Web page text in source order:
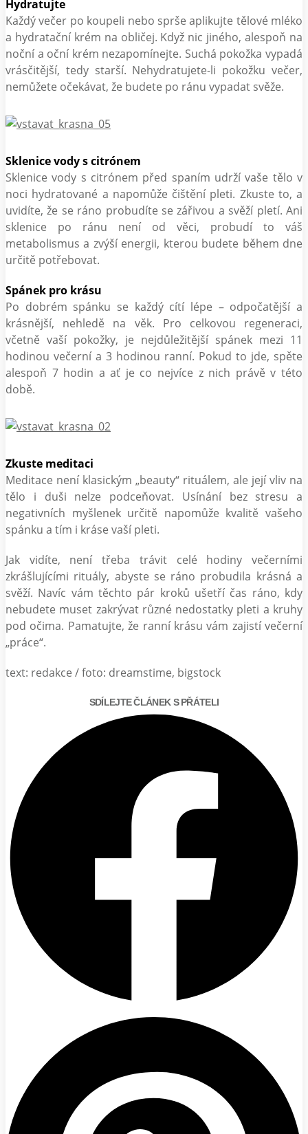
Hydratujte
Každý večer po koupeli nebo sprše aplikujte tělové mléko
a hydratační krém na obličej. Když nic jiného, alespoň na
noční a oční krém nezapomínejte. Suchá pokožka vypadá
vrásčitější, tedy starší. Nehydratujete-li pokožku večer,
nemůžete očekávat, že budete po ránu vypadat svěže.
Sklenice vody s citrónem
Sklenice vody s citrónem před spaním udrží vaše tělo v
noci hydratované a napomůže čištění pleti. Zkuste to, a
uvidíte, že se ráno probudíte se zářivou a svěží pletí. Ani
sklenice po ránu není od věci, probudí to váš
metabolismus a zvýší energii, kterou budete během dne
určitě potřebovat.
Spánek pro krásu
Po dobrém spánku se každý cítí lépe – odpočatější a
krásnější, nehledě na věk. Pro celkovou regeneraci,
včetně vaší pokožky, je nejdůležitější spánek mezi 11
hodinou večerní a 3 hodinou ranní. Pokud to jde, spěte
alespoň 7 hodin a ať je co nejvíce z nich právě v této
době.
Zkuste meditaci
Meditace není klasickým „beauty“ rituálem, ale její vliv na
tělo i duši nelze podceňovat. Usínání bez stresu a
negativních myšlenek určitě napomůže kvalitě vašeho
spánku a tím i kráse vaší pleti.
Jak vidíte, není třeba trávit celé hodiny večerními
zkrášlujícími rituály, abyste se ráno probudila krásná a
svěží. Navíc vám těchto pár kroků ušetří čas ráno, kdy
nebudete muset zakrývat různé nedostatky pleti a kruhy
pod očima. Pamatujte, že ranní krásu vám zajistí večerní
„práce“.
text: redakce / foto: dreamstime, bigstock
SDÍLEJTE ČLÁNEK S PŘÁTELI